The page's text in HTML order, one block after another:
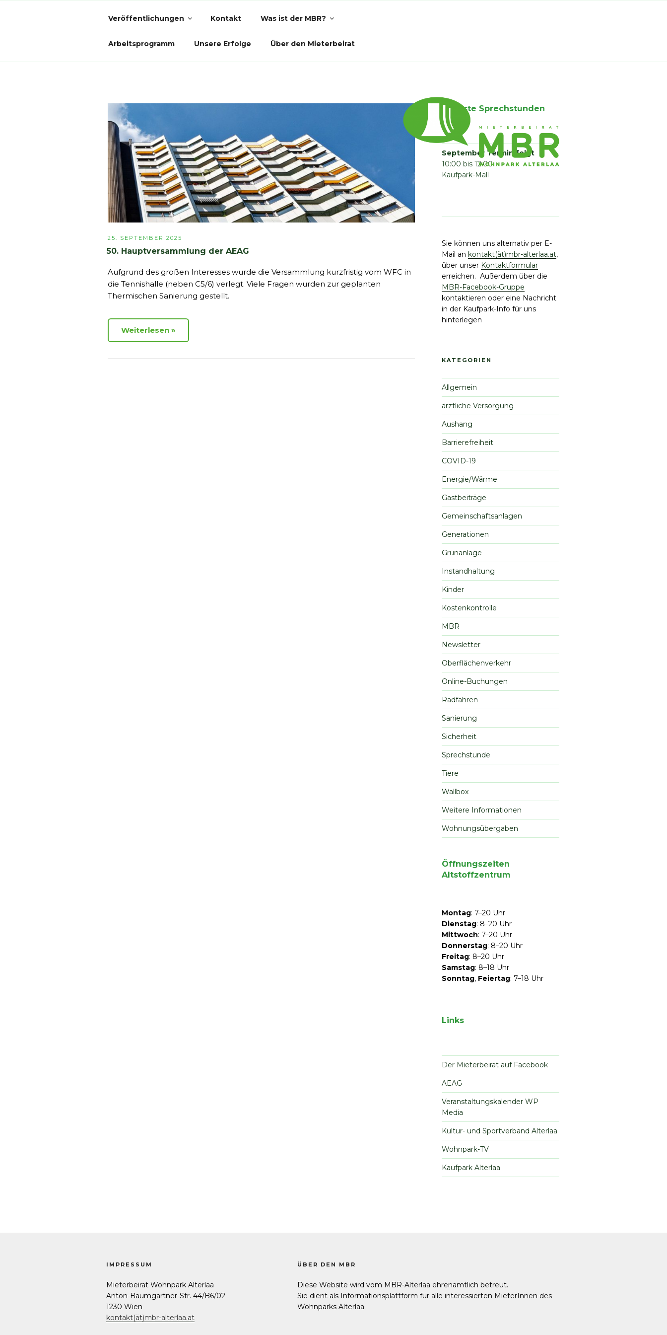
MBR WOHNPARK ALTERLAA
Veröffentlichungen Kontakt Was ist der MBR?
Arbeitsprogramm Unsere Erfolge Über den Mieterbeirat
VERÖFFENTLICHT
25. SEPTEMBER 2025
50. Hauptversammlung der AEAG
Aufgrund des großen Interesses wurde die Versammlung kurzfristig vom WFC in
die Tennishalle (neben C5/6) verlegt. Viele Fragen wurden zur geplanten
Thermischen Sanierung gestellt.
Weiterlesen
Nächste Sprechstunden
September Termin folgt
10:00 bis 12:00
Kaufpark-Mall
Sie können uns alternativ per E-
Mail an kontakt(ät)mbr-alterlaa.at,
über unser Kontaktformular
erreichen. Außerdem über die
MBR-Facebook-Gruppe
kontaktieren oder eine Nachricht
in der Kaufpark-Info für uns
hinterlegen
KATEGORIEN
Allgemein
ärztliche Versorgung
Aushang
Barrierefreiheit
COVID-19
Energie/Wärme
Gastbeiträge
Gemeinschaftsanlagen
Generationen
Grünanlage
Instandhaltung
Kinder
Kostenkontrolle
MBR
Newsletter
Oberflächenverkehr
Online-Buchungen
Radfahren
Sanierung
Sicherheit
Sprechstunde
Tiere
Wallbox
Weitere Informationen
Wohnungsübergaben
Öffnungszeiten
Altstoffzentrum
Montag: 7–20 Uhr
Dienstag: 8–20 Uhr
Mittwoch: 7–20 Uhr
Donnerstag: 8–20 Uhr
Freitag: 8–20 Uhr
Samstag: 8–18 Uhr
Sonntag, Feiertag: 7–18 Uhr
Links
Der Mieterbeirat auf Facebook
AEAG
Veranstaltungskalender WP
Media
Kultur- und Sportverband Alterlaa
Wohnpark-TV
Kaufpark Alterlaa
IMPRESSUM
Mieterbeirat Wohnpark Alterlaa
Anton-Baumgartner-Str. 44/B6/02
1230 Wien
kontakt(ät)mbr-alterlaa.at
ÜBER DEN MBR
Diese Website wird vom MBR-Alterlaa ehrenamtlich betreut.
Sie dient als Informationsplattform für alle interessierten MieterInnen des
Wohnparks Alterlaa.